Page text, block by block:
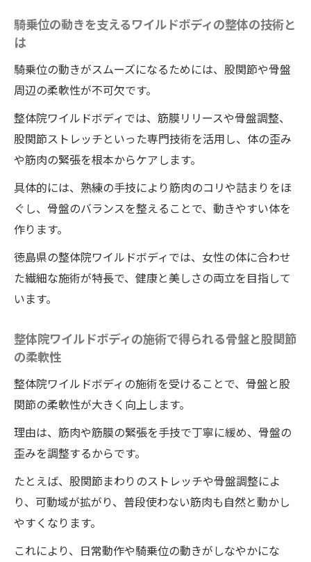
騎乗位の動きを支えるワイルドボディの整体の技術と
は
騎乗位の動きがスムーズになるためには、股関節や骨盤
周辺の柔軟性が不可欠です。
整体院ワイルドボディでは、筋膜リリースや骨盤調整、
股関節ストレッチといった専門技術を活用し、体の歪み
や筋肉の緊張を根本からケアします。
具体的には、熟練の手技により筋肉のコリや詰まりをほ
ぐし、骨盤のバランスを整えることで、動きやすい体を
作ります。
徳島県の整体院ワイルドボディでは、女性の体に合わせ
た繊細な施術が特長で、健康と美しさの両立を目指して
います。
整体院ワイルドボディの施術で得られる骨盤と股関節
の柔軟性
整体院ワイルドボディの施術を受けることで、骨盤と股
関節の柔軟性が大きく向上します。
理由は、筋肉や筋膜の緊張を手技で丁寧に緩め、骨盤の
歪みを調整するからです。
たとえば、股関節まわりのストレッチや骨盤調整によ
り、可動域が拡がり、普段使わない筋肉も自然と動かし
やすくなります。
これにより、日常動作や騎乗位の動きがしなやかにな